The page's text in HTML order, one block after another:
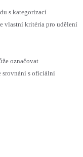
s kategorizací
vlastní kritéria pro udělení
označovat
srovnání s oficiální